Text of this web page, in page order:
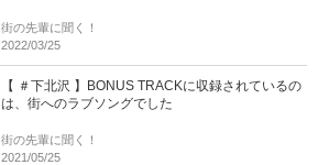
街の先輩に聞く！
2022/03/25
【 ＃下北沢 】BONUS TRACKに収録されているの
は、街へのラブソングでした
街の先輩に聞く！
2021/05/25